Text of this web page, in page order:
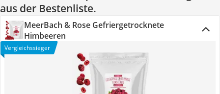
aus der Bestenliste.
MeerBach & Rose Gefriergetrocknete
Himbeeren
Vergleichssieger